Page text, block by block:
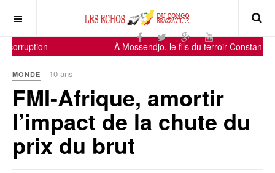
-- À Mossendjo, le fils du terroir Constant-
MONDE 10 ans
FMI-Afrique, amortir
l’impact de la chute du
prix du brut